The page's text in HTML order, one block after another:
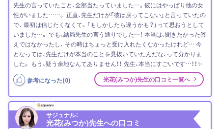
先生の言っていたこと、全部当たっていました…。彼にはやっぱり他の女
性がいました……。 正直、先生だけが「彼は戻ってこない」と言っていたの
で、 最初は信じたくなくて、 「もしかしたら違うかも？」って思おうとして
いました…。 でも、結局先生の言う通りでした…！ 本当は、聞きたかった答
えではなかったし、 その時はちょっと受け入れたくなかったけれど… 今
となっては、先生だけが本当のことを見抜いていたんだな、って分かりま
した。 もう、疑う余地なんてありません！！ 先生、本当にすごいです…！！✨
参考になった(0) 光花(みつか)先生の口コミ一覧へ
サジュナル：
光花(みつか)先生への口コミ